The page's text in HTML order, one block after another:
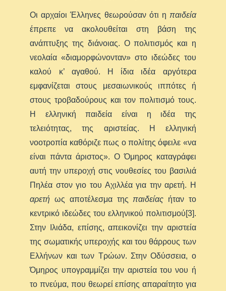
Οι αρχαίοι Έλληνες θεωρούσαν ότι η παιδεία
έπρεπε να ακολουθείται στη βάση της
ανάπτυξης της διάνοιας. Ο πολιτισμός και η
νεολαία «διαμορφώνονταν» στο ιδεώδες του
καλού κ’ αγαθού. Η ίδια ιδέα αργότερα
εμφανίζεται στους μεσαιωνικούς ιππότες ή
στους τροβαδούρους και τον πολιτισμό τους.
Η ελληνική παιδεία είναι η ιδέα της
τελειότητας, της αριστείας. Η ελληνική
νοοτροπία καθόριζε πως ο πολίτης όφειλε «να
είναι πάντα άριστος». Ο Όμηρος καταγράφει
αυτή την υπεροχή στις νουθεσίες του βασιλιά
Πηλέα στον γιο του Αχιλλέα για την αρετή. Η
αρετή ως αποτέλεσμα της παιδείας ήταν το
κεντρικό ιδεώδες του ελληνικού πολιτισμού[3].
Στην Ιλιάδα, επίσης, απεικονίζει την αριστεία
της σωματικής υπεροχής και του θάρρους των
Ελλήνων και των Τρώων. Στην Οδύσσεια, ο
Όμηρος υπογραμμίζει την αριστεία του νου ή
το πνεύμα, που θεωρεί επίσης απαραίτητο για